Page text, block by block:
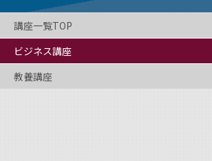
講座一覧TOP
ビジネス講座
教養講座